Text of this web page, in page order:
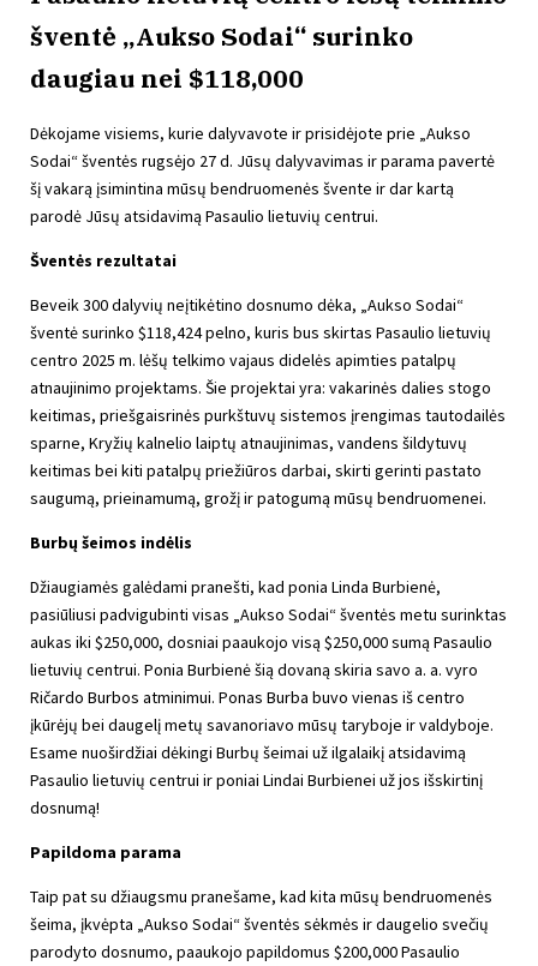
šventė „Aukso Sodai“ surinko
daugiau nei $118,000
Dėkojame visiems, kurie dalyvavote ir prisidėjote prie „Aukso
Sodai“ šventės rugsėjo 27 d. Jūsų dalyvavimas ir parama pavertė
šį vakarą įsimintina mūsų bendruomenės švente ir dar kartą
parodė Jūsų atsidavimą Pasaulio lietuvių centrui.
Šventės rezultatai
Beveik 300 dalyvių neįtikėtino dosnumo dėka, „Aukso Sodai“
šventė surinko $118,424 pelno, kuris bus skirtas Pasaulio lietuvių
centro 2025 m. lėšų telkimo vajaus didelės apimties patalpų
atnaujinimo projektams. Šie projektai yra: vakarinės dalies stogo
keitimas, priešgaisrinės purkštuvų sistemos įrengimas tautodailės
sparne, Kryžių kalnelio laiptų atnaujinimas, vandens šildytuvų
keitimas bei kiti patalpų priežiūros darbai, skirti gerinti pastato
saugumą, prieinamumą, grožį ir patogumą mūsų bendruomenei.
Burbų šeimos indėlis
Džiaugiamės galėdami pranešti, kad ponia Linda Burbienė,
pasiūliusi padvigubinti visas „Aukso Sodai“ šventės metu surinktas
aukas iki $250,000, dosniai paaukojo visą $250,000 sumą Pasaulio
lietuvių centrui. Ponia Burbienė šią dovaną skiria savo a. a. vyro
Ričardo Burbos atminimui. Ponas Burba buvo vienas iš centro
įkūrėjų bei daugelį metų savanoriavo mūsų taryboje ir valdyboje.
Esame nuoširdžiai dėkingi Burbų šeimai už ilgalaikį atsidavimą
Pasaulio lietuvių centrui ir poniai Lindai Burbienei už jos išskirtinį
dosnumą!
Papildoma parama
Taip pat su džiaugsmu pranešame, kad kita mūsų bendruomenės
šeima, įkvėpta „Aukso Sodai“ šventės sėkmės ir daugelio svečių
parodyto dosnumo, paaukojo papildomus $200,000 Pasaulio